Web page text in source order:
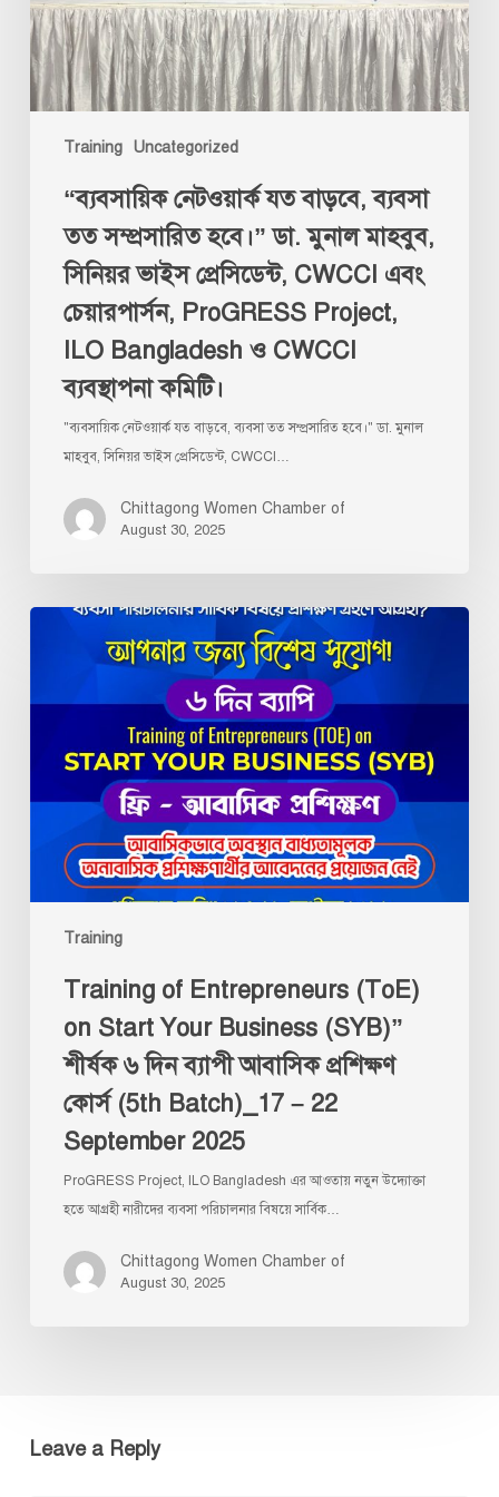
Training Uncategorized
হবে।”
ডা.
মুনাল
সিনিয়র
প্রেসিডেন্ট,
CWCCI
ProGRESS
Project,
Bangladesh
CWCCI
ব্যবস্থাপনা
কমিটি।
“ব্যবসায়িক নেটওয়ার্ক যত বাড়বে, ব্যবসা
তত সম্প্রসারিত হবে।” ডা. মুনাল মাহবুব,
সিনিয়র ভাইস প্রেসিডেন্ট, CWCCI এবং
চেয়ারপার্সন, ProGRESS Project,
ILO Bangladesh ও CWCCI
ব্যবস্থাপনা কমিটি।
"ব্যবসায়িক নেটওয়ার্ক যত বাড়বে, ব্যবসা তত সম্প্রসারিত হবে।" ডা. মুনাল
মাহবুব, সিনিয়র ভাইস প্রেসিডেন্ট, CWCCI…
Chittagong Women Chamber of
August 30, 2025
Training
Training
(ToE)
Start
Business
(SYB)”
আবাসিক
প্রশিক্ষণ
Batch)_17
Training of Entrepreneurs (ToE)
on Start Your Business (SYB)”
শীর্ষক ৬ দিন ব্যাপী আবাসিক প্রশিক্ষণ
কোর্স (5th Batch)_17 – 22
September 2025
ProGRESS Project, ILO Bangladesh এর আওতায় নতুন উদ্যোক্তা
হতে আগ্রহী নারীদের ব্যবসা পরিচালনার বিষয়ে সার্বিক…
Chittagong Women Chamber of
August 30, 2025
Leave a Reply